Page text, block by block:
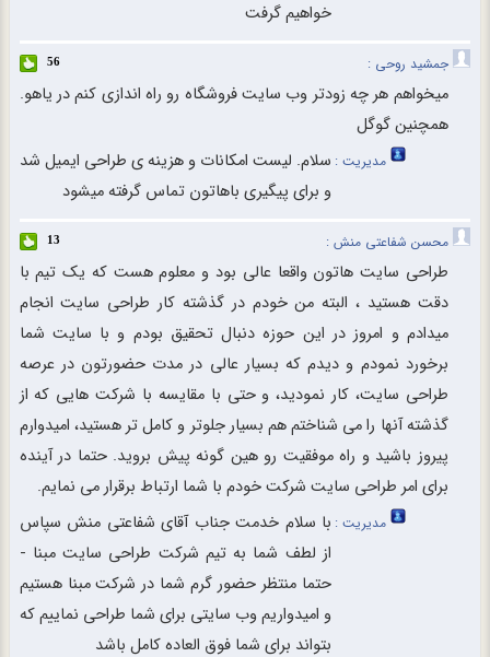
خواهیم گرفت
جمشید روحی : 56
میخواهم هر چه زودتر وب سایت فروشگاه رو راه اندازی کنم در یاهو.
همچنین گوگل
مدیریت : سلام. لیست امکانات و هزینه ی طراحی ایمیل شد
و برای پیگیری باهاتون تماس گرفته میشود
محسن شفاعتی منش : 13
طراحی سایت هاتون واقعا عالی بود و معلوم هست که یک تیم با
دقت هستید ، البته من خودم در گذشته کار طراحی سایت انجام
میدادم و امروز در این حوزه دنبال تحقیق بودم و با سایت شما
برخورد نمودم و دیدم که بسیار عالی در مدت حضورتون در عرصه
طراحی سایت، کار نمودید، و حتی با مقایسه با شرکت هایی که از
گذشته آنها را می شناختم هم بسیار جلوتر و کامل تر هستید، امیدوارم
پیروز باشید و راه موفقیت رو هین گونه پیش بروید. حتما در آینده
برای امر طراحی سایت شرکت خودم با شما ارتباط برقرار می نمایم.
مدیریت : با سلام خدمت جناب آقای شفاعتی منش سپاس
از لطف شما به تیم شرکت طراحی سایت مبنا -
حتما منتظر حضور گرم شما در شرکت مبنا هستیم
و امیدواریم وب سایتی برای شما طراحی نماییم که
بتواند برای شما فوق العاده کامل باشد